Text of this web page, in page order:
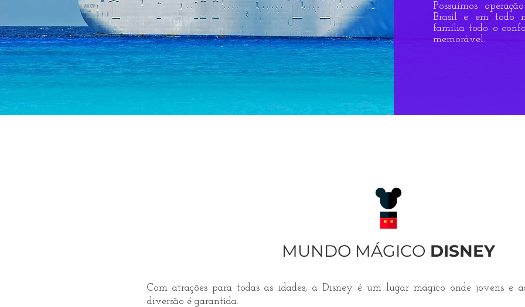
​Possuímos
Brasil e em todo
família todo o
memorável.
MUNDO MÁGICO DISNEY
Com atrações para todas as idades, a Disney é um lugar mágico onde jovens e
diversão é garantida.